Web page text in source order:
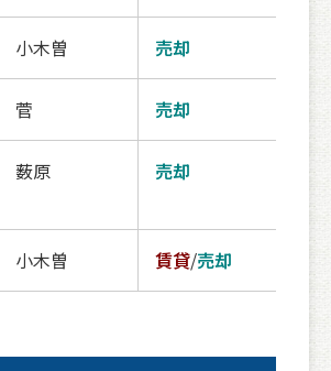
小木曽 売却
菅 売却
薮原 売却
小木曽 賃貸/売却